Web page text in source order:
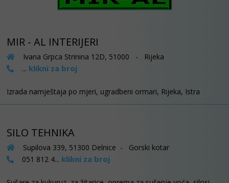
MIR - AL INTERIJERI
Ivana Grpca Strinina 12D, 51000 - Rijeka
... klikni za broj
Izrada namještaja po mjeri, ugradbeni ormari, Rijeka, Istra
SILO TEHNIKA
Supilova 339, 51300 Delnice - Gorski kotar
051 812 4... klikni za broj